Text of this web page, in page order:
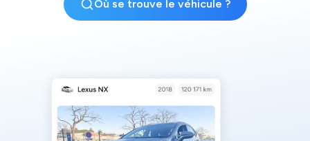
Où se trouve le véhicule ?